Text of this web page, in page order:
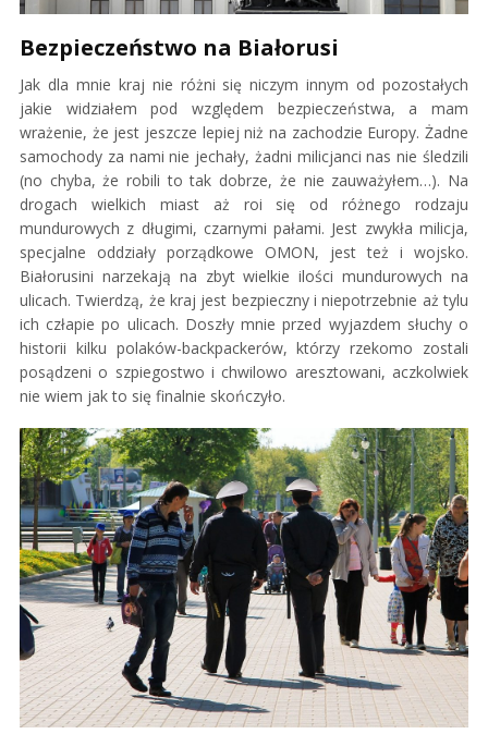
Bezpieczeństwo na Białorusi
Jak dla mnie kraj nie różni się niczym innym od pozostałych
jakie widziałem pod względem bezpieczeństwa, a mam
wrażenie, że jest jeszcze lepiej niż na zachodzie Europy. Żadne
samochody za nami nie jechały, żadni milicjanci nas nie śledzili
(no chyba, że robili to tak dobrze, że nie zauważyłem…). Na
drogach wielkich miast aż roi się od różnego rodzaju
mundurowych z długimi, czarnymi pałami. Jest zwykła milicja,
specjalne oddziały porządkowe OMON, jest też i wojsko.
Białorusini narzekają na zbyt wielkie ilości mundurowych na
ulicach. Twierdzą, że kraj jest bezpieczny i niepotrzebnie aż tylu
ich człapie po ulicach. Doszły mnie przed wyjazdem słuchy o
historii kilku polaków-backpackerów, którzy rzekomo zostali
posądzeni o szpiegostwo i chwilowo aresztowani, aczkolwiek
nie wiem jak to się finalnie skończyło.